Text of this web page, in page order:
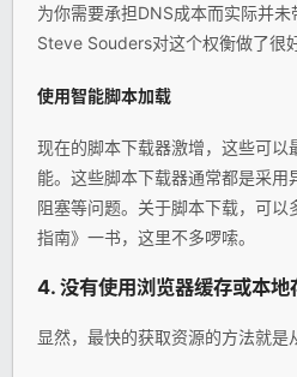
为你需要承担DNS成本而实际并
Steve Souders对这个权衡做了很
使用智能脚本加载
现在的脚本下载器激增，这些可以
能。这些脚本下载器通常都是采
阻塞等问题。关于脚本下载，可
指南》一书，这里不多啰嗦。
4. 没有使用浏览器缓存或本地
显然，最快的获取资源的方法就是